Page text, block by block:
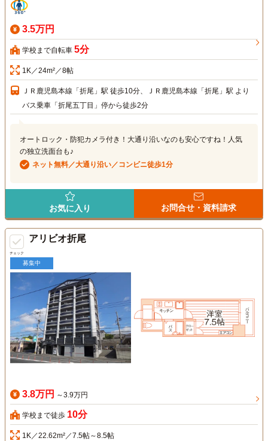
3.5万円
学校まで自転車 5分
1K／24m²／8帖
ＪＲ鹿児島本線「折尾」駅 徒歩10分、ＪＲ鹿児島本線「折尾」駅 より
バス乗車「折尾五丁目」停から徒歩2分
オートロック・防犯カメラ付き！大通り沿いなのも安心ですね！人気
の独立洗面台も♪
ネット無料／大通り沿い／コンビニ徒歩1分
お気に入り お問合せ・資料請求
チェック
アリビオ折尾
募集中
3.8万円 ～3.9万円
学校まで徒歩 10分
1K／22.62m²／7.5帖～8.5帖